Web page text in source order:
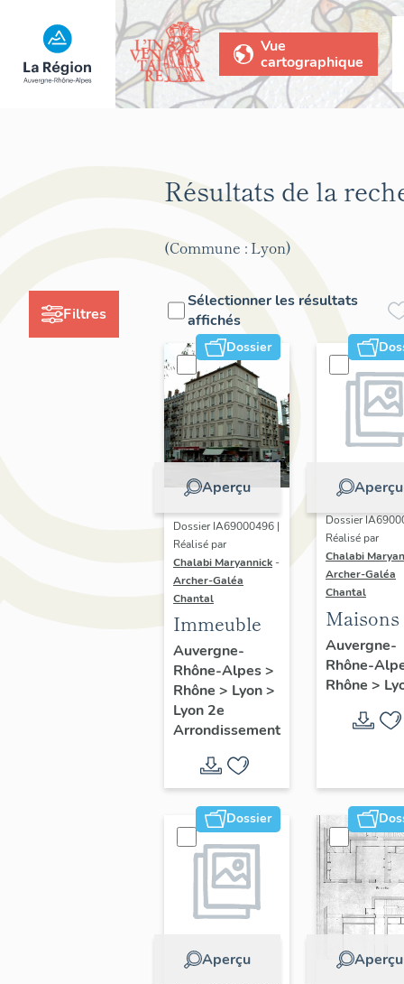
Vue
cartographique
Filtres
Résultats de la
(Commune : Lyon)
Sélectionner les résultats
affichés
Dossier
Aperçu
Dossier IA69000496 |
Réalisé par
Chalabi Maryannick -
Archer-Galéa
Chantal
Immeuble
Auvergne-
Rhône-Alpes>
Rhône > Lyon>
Lyon 2e
Arrondissement
Aperçu
Dossier
Réalisé par
Chalabi
Archer-Galéa
Chantal
Maisons
Auvergne-
Rhône-
Rhône >
Dossier
Aperçu Aperçu